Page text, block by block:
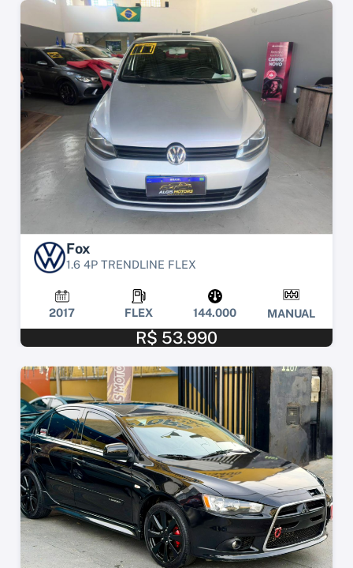
Fox
1.6 4P TRENDLINE FLEX
2017 FLEX 144.000 MANUAL
R$ 53.990